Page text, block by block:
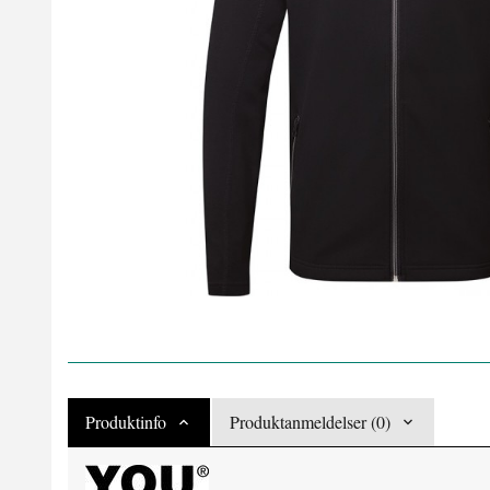
Produktinfo Produktanmeldelser (0)